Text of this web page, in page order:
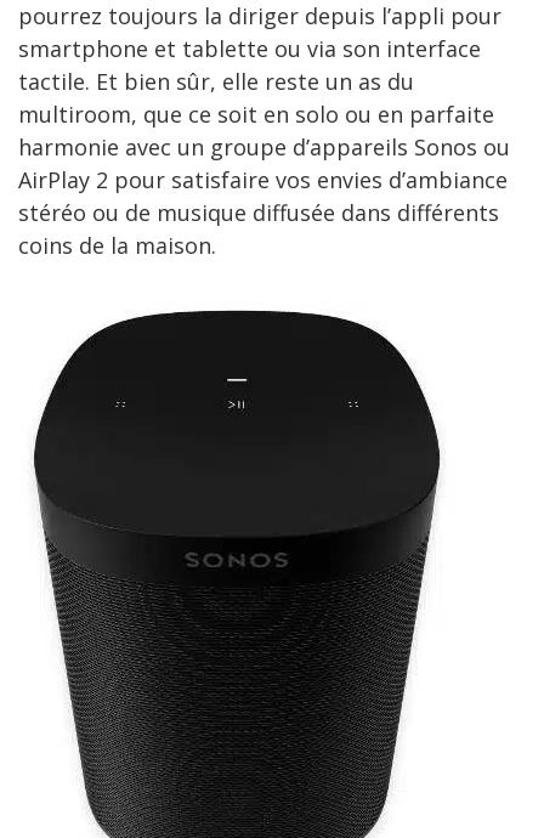
pourrez toujours la diriger depuis l’appli pour
smartphone et tablette ou via son interface
tactile. Et bien sûr, elle reste un as du
multiroom, que ce soit en solo ou en parfaite
harmonie avec un groupe d’appareils Sonos ou
AirPlay 2 pour satisfaire vos envies d’ambiance
stéréo ou de musique diffusée dans différents
coins de la maison.